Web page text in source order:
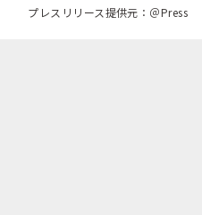
プレスリリース提供元：＠Press